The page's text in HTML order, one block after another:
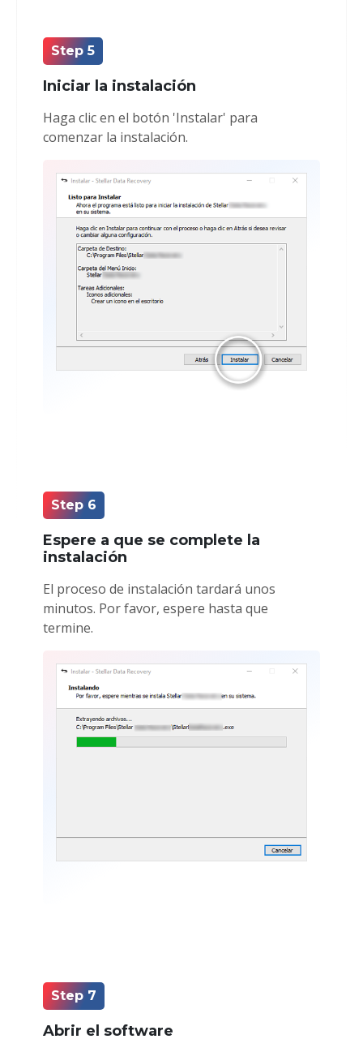
Step 5
Iniciar la instalación
Haga clic en el botón 'Instalar' para
comenzar la instalación.
Step 6
Espere a que se complete la
instalación
El proceso de instalación tardará unos
minutos. Por favor, espere hasta que
termine.
Step 7
Abrir el software